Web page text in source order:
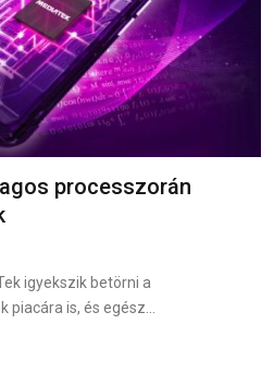
processzorán
igyekszik betörni a
piacára is, és egész…